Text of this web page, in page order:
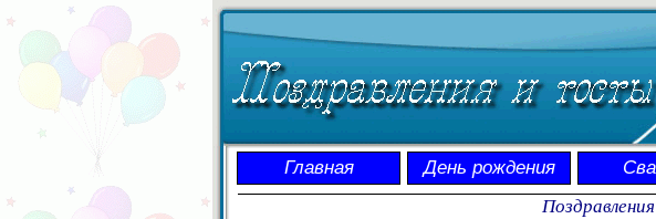
Главная День рождения